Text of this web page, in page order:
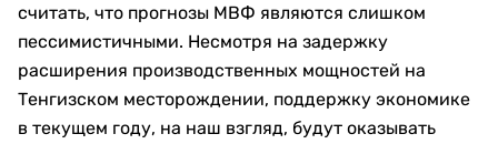
считать, что прогнозы МВФ являются слишком
пессимистичными. Несмотря на задержку
расширения производственных мощностей на
Тенгизском месторождении, поддержку экономике
в текущем году, на наш взгляд, будут оказывать